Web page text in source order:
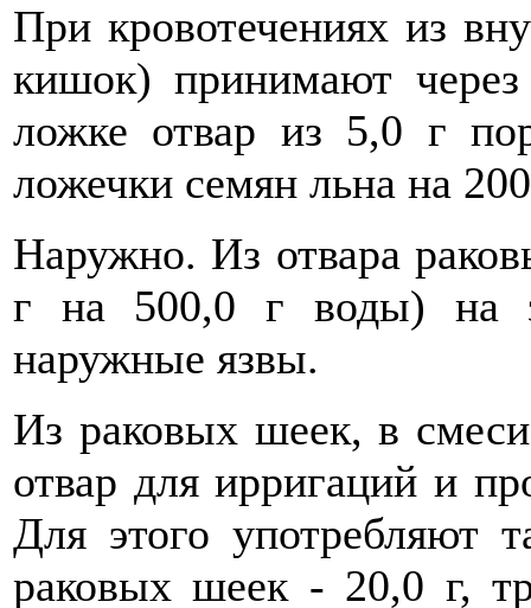
При кровотечениях из
кишок) принимают
ложке отвар из 5,0 г
ложечки семян льна на
Наружно. Из отвара
г на 500,0 г воды) на
наружные язвы.
Из раковых шеек, в
отвар для ирригаций и
Для этого употребляют
раковых шеек - 20,0 г,